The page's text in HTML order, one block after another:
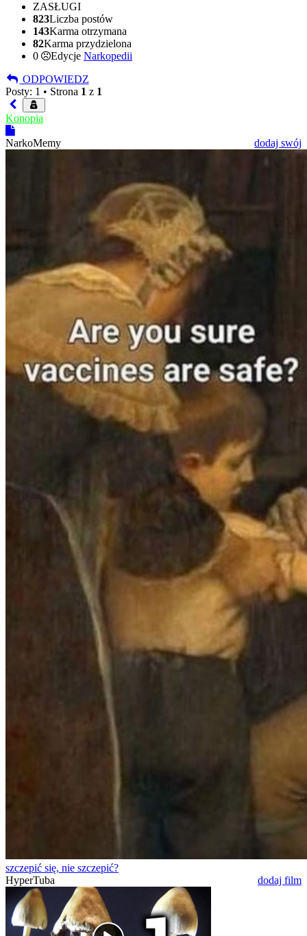
ZASŁUGI
823Liczba postów
143Karma otrzymana
82Karma przydzielona
0
Edycje Narkopedii
ODPOWIEDZ
Posty: 1 • Strona 1 z 1
Konopia
NarkoMemy dodaj swój
szczepić się, nie szczepić?
HyperTuba
dodaj film